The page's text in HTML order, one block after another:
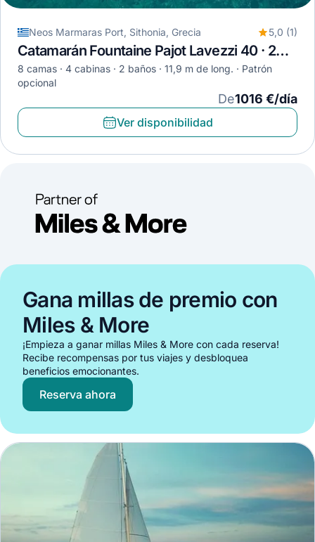
Neos Marmaras Port, Sithonia, Grecia 5,0 (1)
Catamarán Fountaine Pajot Lavezzi 40 · 2008
8 camas 4 cabinas 2 baños 11,9 m de long.
Patrón
opcional
De1016 €/día
Ver disponibilidad
Gana millas de premio con
Miles & More
¡Empieza a ganar millas Miles & More con cada reserva!
Recibe recompensas por tus viajes y desbloquea
beneficios emocionantes.
Reserva ahora